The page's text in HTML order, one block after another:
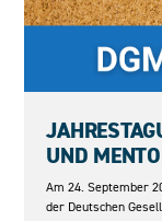
UND
Am 24. September
der Deutschen